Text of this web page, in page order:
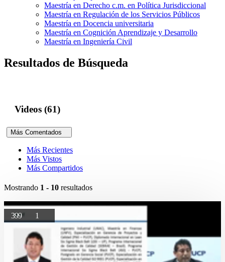
Maestría en Derecho c.m. en Política Jurisdiccional
Maestría en Regulación de los Servicios Públicos
Maestría en Docencia universitaria
Maestría en Cognición Aprendizaje y Desarrollo
Maestría en Ingeniería Civil
Resultados de Búsqueda
Videos (61)
Más Comentados
Más Recientes
Más Vistos
Más Compartidos
Mostrando 1 - 10 resultados
399 1